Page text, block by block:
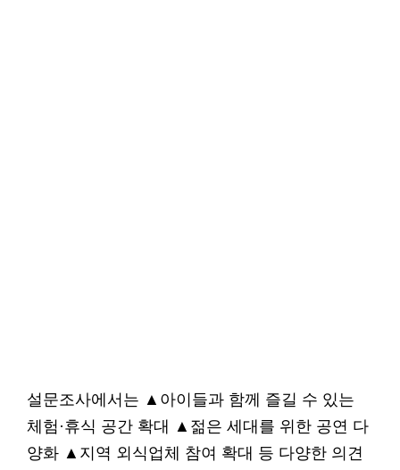
설문조사에서는 ▲아이들과 함께 즐길 수 있는
체험·휴식 공간 확대 ▲젊은 세대를 위한 공연 다
양화 ▲지역 외식업체 참여 확대 등 다양한 의견